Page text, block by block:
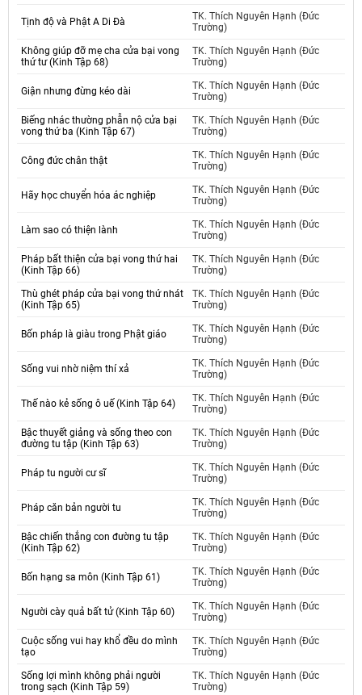
Tịnh độ và Phật A Di Đà
TK. Thích Nguyên Hạnh (Đức
Trường)
Không giúp đỡ mẹ cha cửa bại vong
thứ tư (Kinh Tập 68)
TK. Thích Nguyên Hạnh (Đức
Trường)
Giận nhưng đừng kéo dài
TK. Thích Nguyên Hạnh (Đức
Trường)
Biếng nhác thường phẫn nộ cửa bại
vong thứ ba (Kinh Tập 67)
TK. Thích Nguyên Hạnh (Đức
Trường)
Công đức chân thật
TK. Thích Nguyên Hạnh (Đức
Trường)
Hãy học chuyển hóa ác nghiệp
TK. Thích Nguyên Hạnh (Đức
Trường)
Làm sao có thiện lành
TK. Thích Nguyên Hạnh (Đức
Trường)
Pháp bất thiện cửa bại vong thứ hai
(Kinh Tập 66)
TK. Thích Nguyên Hạnh (Đức
Trường)
Thù ghét pháp cửa bại vong thứ nhát
(Kinh Tập 65)
TK. Thích Nguyên Hạnh (Đức
Trường)
Bốn pháp là giàu trong Phật giáo
TK. Thích Nguyên Hạnh (Đức
Trường)
Sống vui nhờ niệm thí xả
TK. Thích Nguyên Hạnh (Đức
Trường)
Thế nào kẻ sống ô uế (Kinh Tập 64)
TK. Thích Nguyên Hạnh (Đức
Trường)
Bậc thuyết giảng và sống theo con
đường tu tập (Kinh Tập 63)
TK. Thích Nguyên Hạnh (Đức
Trường)
Pháp tu người cư sĩ
TK. Thích Nguyên Hạnh (Đức
Trường)
Pháp căn bản người tu
TK. Thích Nguyên Hạnh (Đức
Trường)
Bậc chiến thắng con đường tu tập
(Kinh Tập 62)
TK. Thích Nguyên Hạnh (Đức
Trường)
Bốn hạng sa môn (Kinh Tập 61)
TK. Thích Nguyên Hạnh (Đức
Trường)
Người cày quả bất tử (Kinh Tập 60)
TK. Thích Nguyên Hạnh (Đức
Trường)
Cuộc sống vui hay khổ đều do mình
tạo
TK. Thích Nguyên Hạnh (Đức
Trường)
Sống lợi mình không phải người
trong sạch (Kinh Tập 59)
TK. Thích Nguyên Hạnh (Đức
Trường)